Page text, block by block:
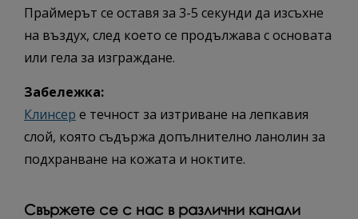
Праймерът се оставя за 3-5 секунди да изсъхне
на въздух, след което се продължава с основата
или гела за изграждане.
Забележка:
Клинсер е течност за изтриване на лепкавия
слой, която съдържа допълнително ланолин за
подхранване на кожата и ноктите.
Свържете се с нас в различни канали